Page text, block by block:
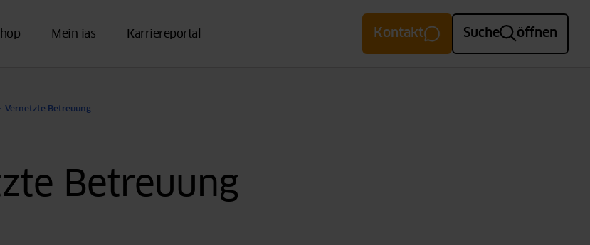
Mein ias Karriereportal Kontakt Suche öffnen
Vernetzte Betreuung
Betreuung